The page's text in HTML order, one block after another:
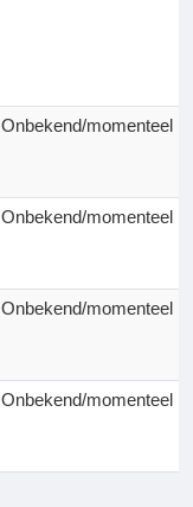
Onbekend/momenteel
Onbekend/momenteel
Onbekend/momenteel
Onbekend/momenteel